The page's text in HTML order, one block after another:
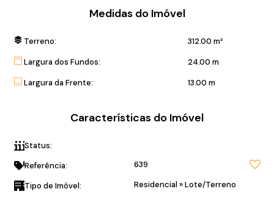
Medidas do Imóvel
Terreno: 312.00 m²
Largura dos Fundos:
24.00 m
Largura da Frente:
13.00 m
Características do Imóvel
Status:
Referência: 639
Tipo de Imóvel: Residencial »Lote/Terreno